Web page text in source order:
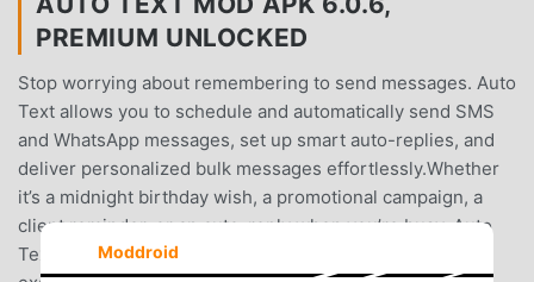
PREMIUM UNLOCKED
Stop worrying about remembering to send messages. Auto
Text allows you to schedule and automatically send SMS
and WhatsApp messages, set up smart auto-replies, and
deliver personalized bulk messages effortlessly.Whether
it’s a midnight birthday wish, a promotional campaign, a
client reminder, or an auto-reply when you’re busy, Auto
Text ensures every message is sent or responded to at
Moddroid